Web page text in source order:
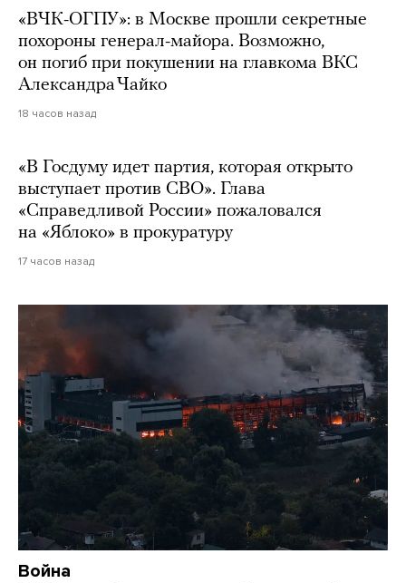
«ВЧК-ОГПУ»: в Москве прошли секретные
похороны генерал-майора. Возможно,
он погиб при покушении на главкома ВКС
Александра Чайко
18 часов назад
«В Госдуму идет партия, которая открыто
выступает против СВО». Глава
«Справедливой России» пожаловался
на «Яблоко» в прокуратуру
17 часов назад
Война